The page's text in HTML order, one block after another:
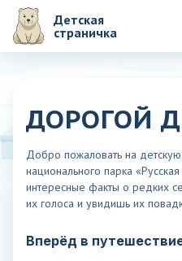
Детская
страничка
ДОРОГОЙ
Добро пожаловать на детскую
национального парка
интересные факты о редких
их голоса и увидишь их
Вперёд в